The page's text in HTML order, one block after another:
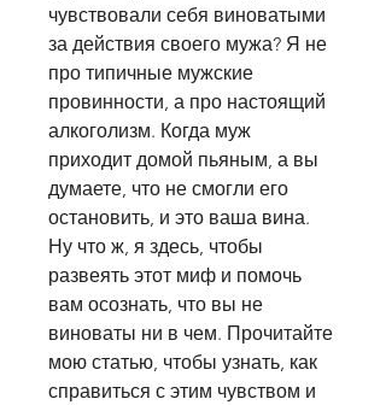
чувствовали себя виноватыми
за действия своего мужа? Я не
про типичные мужские
провинности, а про настоящий
алкоголизм. Когда муж
приходит домой пьяным, а вы
думаете, что не смогли его
остановить, и это ваша вина.
Ну что ж, я здесь, чтобы
развеять этот миф и помочь
вам осознать, что вы не
виноваты ни в чем. Прочитайте
мою статью, чтобы узнать, как
справиться с этим чувством и